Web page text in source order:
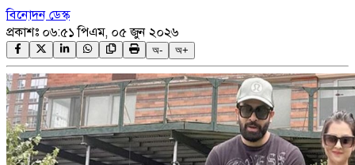
বিনোদন ডেস্ক
প্রকাশঃ ০৬:৫১ পিএম, ০৫ জুন ২০২৬
অ- অ+